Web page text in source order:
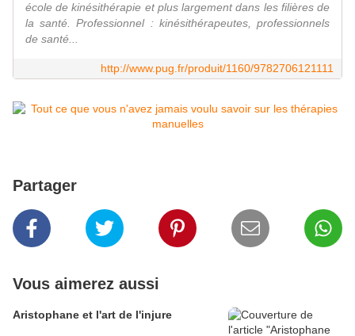
école de kinésithérapie et plus largement dans les filières de
la santé. Professionnel : kinésithérapeutes, professionnels
de santé...
http://www.pug.fr/produit/1160/9782706121111
Partager
Vous aimerez aussi
Aristophane et l'art de l'injure